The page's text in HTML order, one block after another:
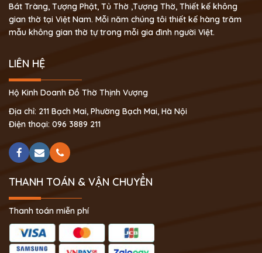
Bát Tràng, Tượng Phật, Tủ Thờ ,Tượng Thờ, Thiết kế không
gian thờ tại Việt Nam. Mỗi năm chúng tôi thiết kế hàng trăm
mẫu không gian thờ tự trong mỗi gia đình người Việt.
LIÊN HỆ
Hộ Kinh Doanh Đồ Thờ Thịnh Vượng
Địa chỉ: 211 Bạch Mai, Phường Bạch Mai, Hà Nội
Điện thoại: 096 3889 211
THANH TOÁN & VẬN CHUYỂN
Thanh toán miễn phí